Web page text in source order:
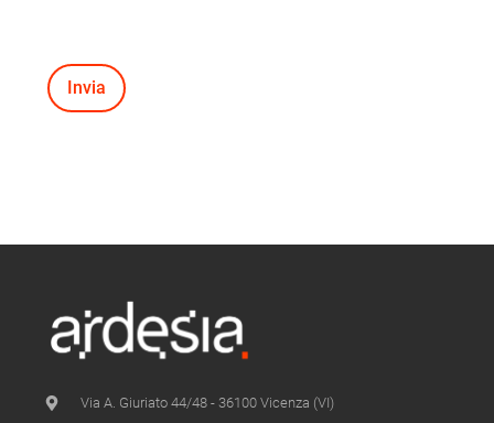
Via A. Giuriato 44/48 - 36100 Vicenza (VI)